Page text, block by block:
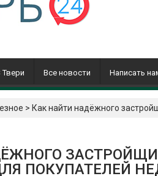
Твери Все новости Написать
> Как найти надёжного
ПОКУПАТЕЛЕЙ